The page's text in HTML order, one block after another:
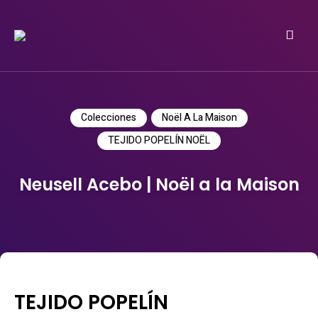
Do it yourself
Colecciones
Noël A La Maison
TEJIDO POPELÍN NOËL
Neusell Acebo | Noël a la Maison
TEJIDO POPELÍN